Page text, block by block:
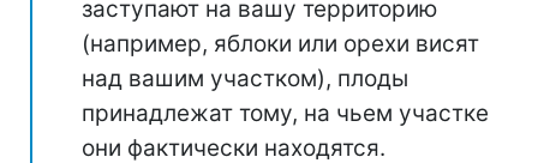
заступают на вашу территорию
(например, яблоки или орехи висят
над вашим участком), плоды
принадлежат тому, на чьем участке
они фактически находятся.